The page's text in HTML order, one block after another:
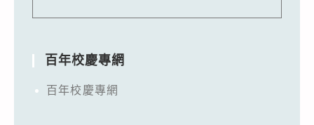
百年校慶專網
百年校慶專網